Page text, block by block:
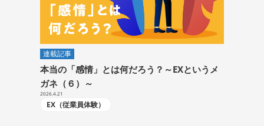
連載記事
本当の「感情」とは何だろう？～EXというメ
ガネ（６）～
2026.4.21
EX（従業員体験）